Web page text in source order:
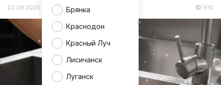
Брянка
Краснодон
Красный Луч
Лисичанск
Луганск
02.09.2025 11:46 970
k